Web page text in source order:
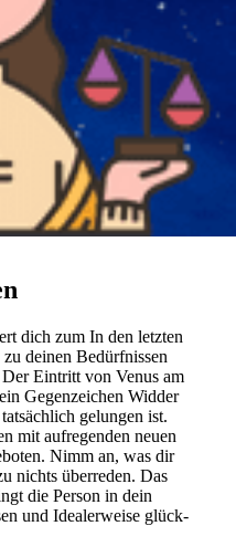
dich zum In den letzten
zu deinen Bedürf­nissen
Ein­tritt von Venus am
Gegen­zei­chen Widder
gelungen ist.
mit auf­re­genden neuen
Nimm an, was dir
nichts über­reden. Das
die Person in dein
und Idea­ler­weise glück­